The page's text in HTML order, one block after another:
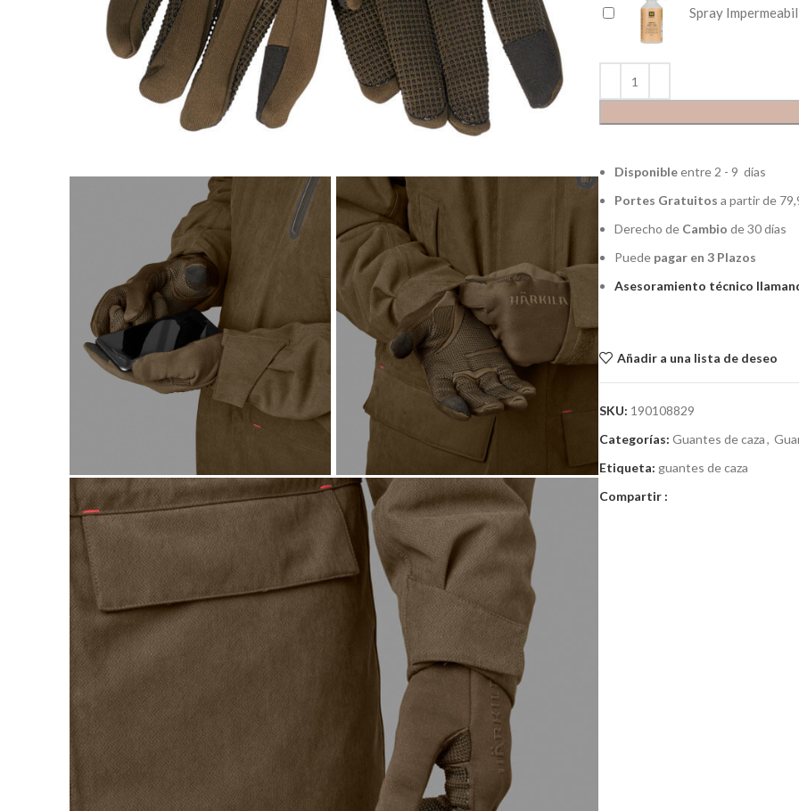
Spray
Disponibleentre 2 - 9 días
Portes Gratuitos a partir de
Derecho de Cambio de 30 días
Puede pagar en 3 Plazos
Asesoramiento técnico
Añadir a una lista de deseo
SKU: 190108829
Categorías: Guantes de caza,
Etiqueta: guantes de caza
Compartir :